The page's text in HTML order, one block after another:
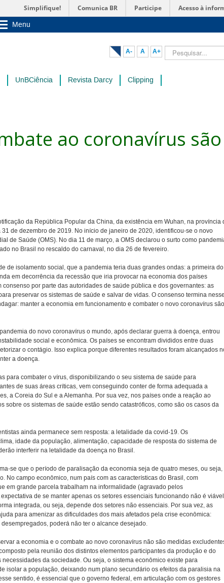
Simplifique! Comunica BR Participe Acesso à
Menu
Graduação
Administração
A- A A+ Pesquisar...
UnBCiência Revista Darcy Clipping
ao coronavírus são
da República Popular da China, da existência em Wuhan, na província
de dezembro de 2019. No início de janeiro de 2020, identificou-se o novo
de Saúde (OMS). No dia 11 de março, a OMS declarou o surto como
no Brasil no rescaldo do carnaval, no dia 26 de fevereiro.
de isolamento social, que a pandemia teria duas grandes ondas: a primeira do
em decorrência da recessão que iria provocar na economia dos países
por parte das autoridades de saúde pública e dos governantes: as
preservar os sistemas de saúde e salvar de vidas. O consenso termina
manter a economia em funcionamento e combater o novo coronavírus são
do novo coronavírus o mundo, após declarar guerra à doença, entrou
social e econômica. Os países se encontram divididos entre duas
o contágio. Isso explica porque diferentes resultados foram alcançados
a doença.
para combater o vírus, disponibilizando o seu sistema de saúde para
de suas áreas críticas, vem conseguindo conter de forma adequada a
a Coreia do Sul e a Alemanha. Por sua vez, nos países onde a reação ao
sobre os sistemas de saúde estão sendo catastróficos, como são os casos da
ainda permanece sem resposta: a letalidade da covid-19. Os
idade da população, alimentação, capacidade de resposta do sistema de
interferir na letalidade da doença no Brasil.
se que o período de paralisação da economia seja de quatro meses, ou seja,
No campo econômico, num país com as características do Brasil, com
em grande parcela trabalham na informalidade (agravado pelos
de se manter apenas os setores essenciais funcionando não é
integrada, ou seja, depende dos setores não essenciais. Por sua vez, as
para amenizar as dificuldades dos mais afetados pela crise econômica:
poderá não ter o alcance desejado.
a economia e o combate ao novo coronavírus não são medidas
pela reunião dos distintos elementos participantes da produção e do
da sociedade. Ou seja, o sistema econômico existe para
isolar a população, deixando num plano secundário os efeitos da paralisia na
sentido, é essencial que o governo federal, em articulação com os gestores